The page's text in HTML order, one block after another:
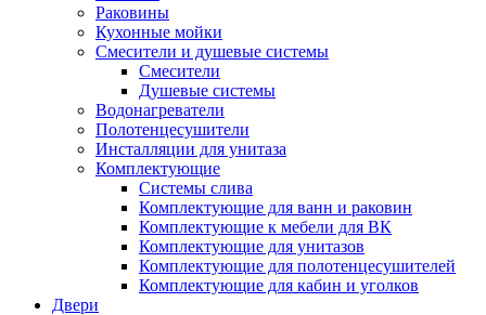
Раковины
Кухонные мойки
Смесители и душевые системы
Смесители
Душевые системы
Водонагреватели
Полотенцесушители
Инсталляции для унитаза
Комплектующие
Системы слива
Комплектующие для ванн и раковин
Комплектующие к мебели для ВК
Комплектующие для унитазов
Комплектующие для полотенцесушителей
Комплектующие для кабин и уголков
Двери